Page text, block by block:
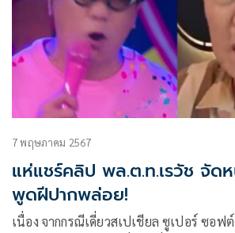
7 พฤษภาคม 2567
แห่แชร์คลิป พล.ต.ท.เรวัช จัด
พูดฝีปากพล่อย!
เนื่อง จากกรณีเดี่ยวสเปเชียล ซูเปอร์ ซอฟ